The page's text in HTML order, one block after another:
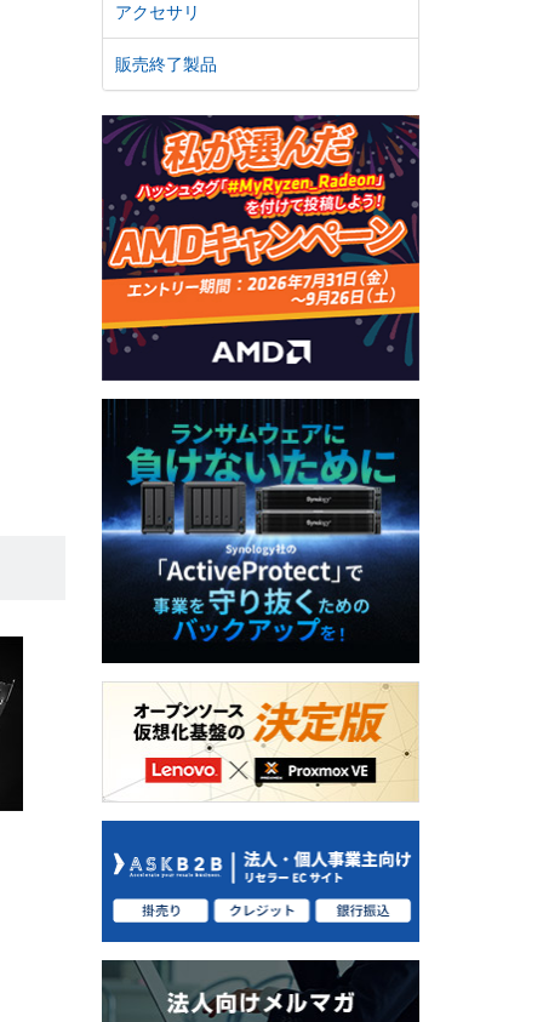
アクセサリ
販売終了製品